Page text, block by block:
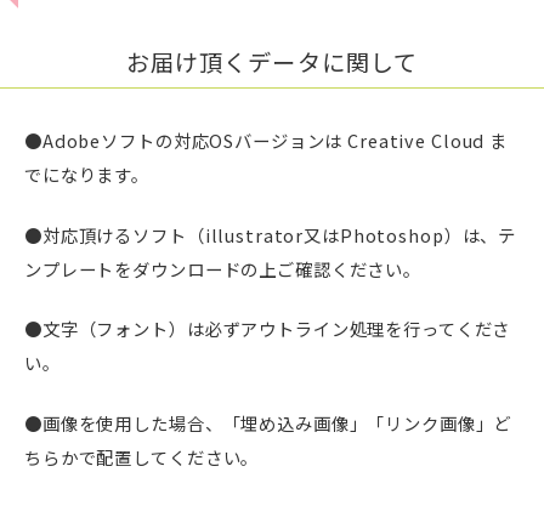
お届け頂くデータに関して
●Adobeソフトの対応OSバージョンは Creative Cloud ま
でになります。
●対応頂けるソフト（illustrator又はPhotoshop）は、テ
ンプレートをダウンロードの上ご確認ください。
●文字（フォント）は必ずアウトライン処理を行ってくださ
い。
●画像を使用した場合、「埋め込み画像」「リンク画像」ど
ちらかで配置してください。